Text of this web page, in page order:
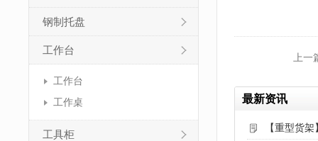
钢制托盘
工作台
工作台
工作桌
工具柜
上一
最新资讯
【重型货